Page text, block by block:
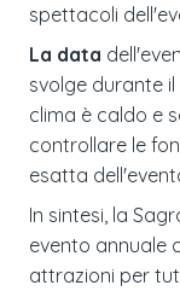
spettacoli
La data
svolge durante il
clima è caldo e
controllare le
esatta
In sintesi, la
evento annuale
attrazioni per